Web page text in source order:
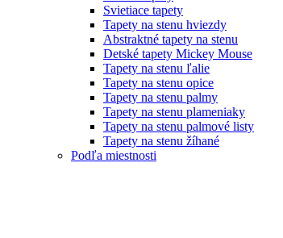
Svietiace tapety
Tapety na stenu hviezdy
Abstraktné tapety na stenu
Detské tapety Mickey Mouse
Tapety na stenu ľalie
Tapety na stenu opice
Tapety na stenu palmy
Tapety na stenu plameniaky
Tapety na stenu palmové listy
Tapety na stenu žíhané
Podľa miestnosti